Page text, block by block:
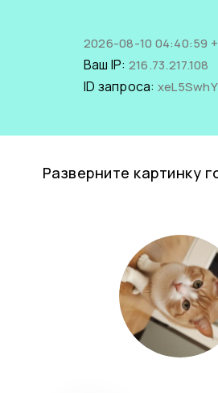
2026-08-10 04:40:59
Ваш IP: 216.73.217.108
ID запроса:
Разверните картинку